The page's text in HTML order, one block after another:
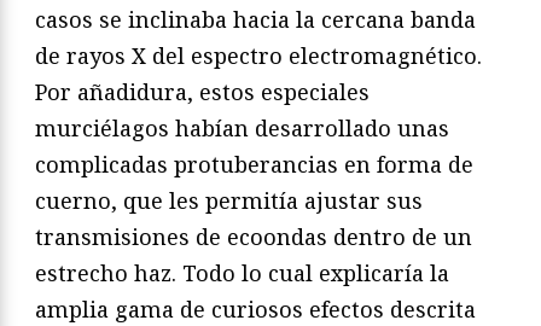
casos se inclinaba hacia la cercana banda
de rayos X del espectro electromagnético.
Por añadidura, estos especiales
murciélagos habían desarrollado unas
complicadas protuberancias en forma de
cuerno, que les permitía ajustar sus
transmisiones de ecoondas dentro de un
estrecho haz. Todo lo cual explicaría la
amplia gama de curiosos efectos descrita